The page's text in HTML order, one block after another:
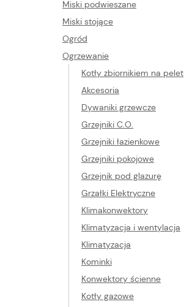
Miski podwieszane
Miski stojące
Ogród
Ogrzewanie
Kotły zbiornikiem na pelet
Akcesoria
Dywaniki grzewcze
Grzejniki C.O.
Grzejniki łazienkowe
Grzejniki pokojowe
Grzejnik pod glazurę
Grzałki Elektryczne
Klimakonwektory
Klimatyzacja i wentylacja
Klimatyzacja
Kominki
Konwektory ścienne
Kotły gazowe